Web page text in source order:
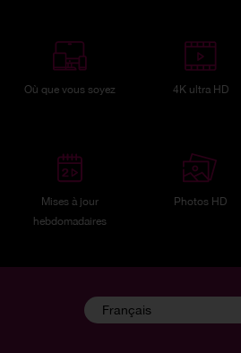
Où que vous soyez 4K ultra HD
Mises à jour
hebdomadaires
Photos HD
Français